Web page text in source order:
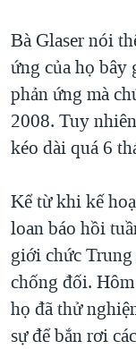
Bà Glaser nói
ứng của họ
phản ứng mà
2008. Tuy
kéo dài quá 6
Kể từ khi kế
loan báo hồi
giới chức
chống đối.
họ đã thử
sự để bắn rơi